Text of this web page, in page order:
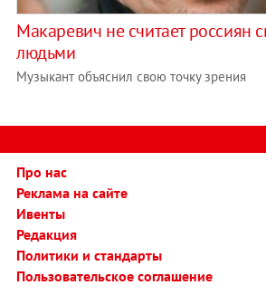
Макаревич не считает россиян
людьми
Музыкант объяснил свою точку зрения
Про нас
Реклама на сайте
Ивенты
Редакция
Политики и стандарты
Пользовательское соглашение